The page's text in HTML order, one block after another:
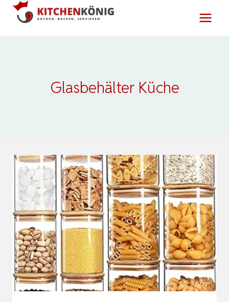
Zum
Inhalt
Glasbehälter Küche